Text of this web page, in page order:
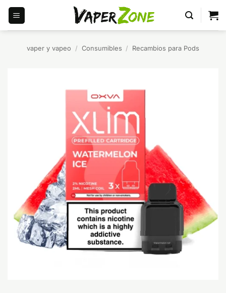
Saltar
contenido
vaper y vapeo / Consumibles / Recambios para Pods